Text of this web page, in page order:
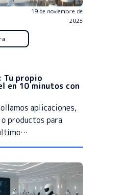
19 de noviembre de
2025
Tu propio
en 10 minutos con
aplicaciones,
productos para